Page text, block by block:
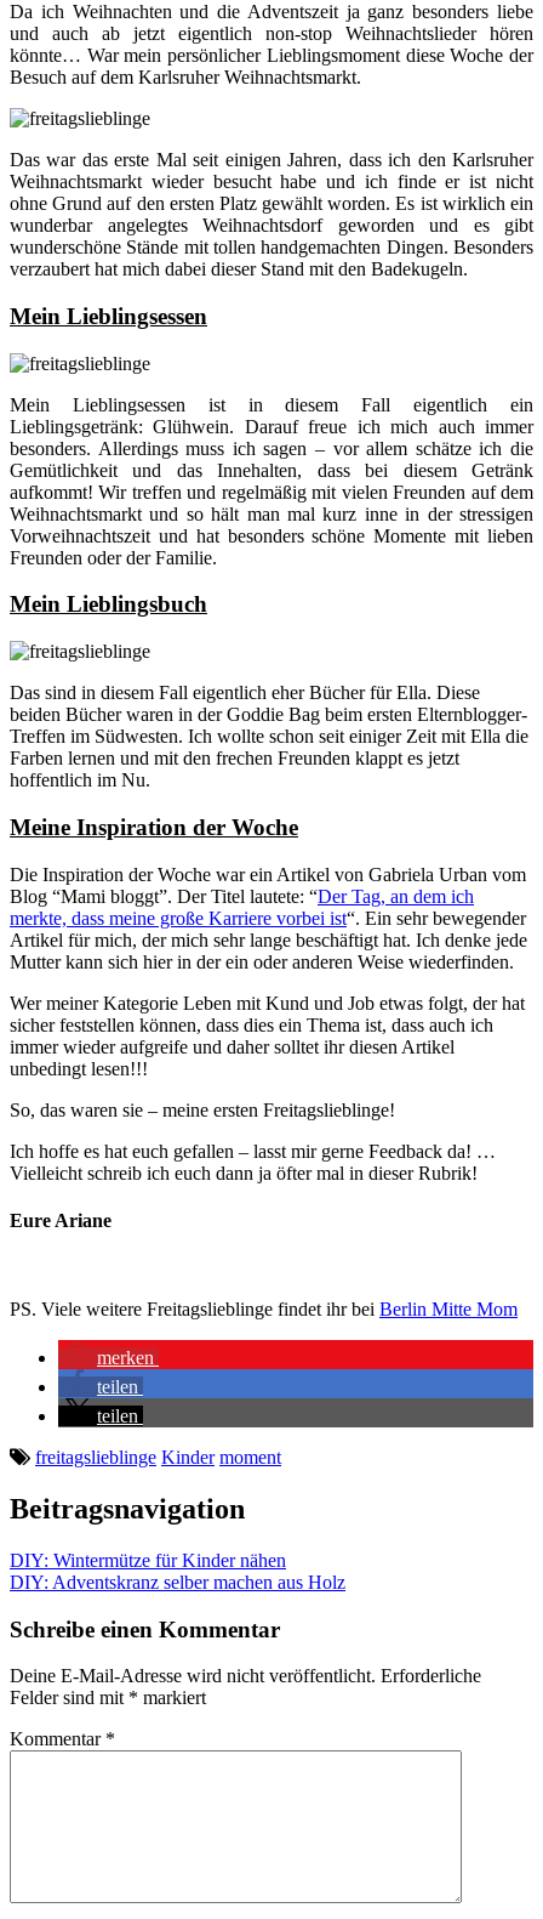
Da ich Weihnachten und die Adventszeit ja ganz besonders liebe
und auch ab jetzt eigentlich non-stop Weihnachtslieder hören
könnte… War mein persönlicher Lieblingsmoment diese Woche der
Besuch auf dem Karlsruher Weihnachtsmarkt.
Das war das erste Mal seit einigen Jahren, dass ich den Karlsruher
Weihnachtsmarkt wieder besucht habe und ich finde er ist nicht
ohne Grund auf den ersten Platz gewählt worden. Es ist wirklich ein
wunderbar angelegtes Weihnachtsdorf geworden und es gibt
wunderschöne Stände mit tollen handgemachten Dingen. Besonders
verzaubert hat mich dabei dieser Stand mit den Badekugeln.
Mein Lieblingsessen
Mein Lieblingsessen ist in diesem Fall eigentlich ein
Lieblingsgetränk: Glühwein. Darauf freue ich mich auch immer
besonders. Allerdings muss ich sagen – vor allem schätze ich die
Gemütlichkeit und das Innehalten, dass bei diesem Getränk
aufkommt! Wir treffen und regelmäßig mit vielen Freunden auf dem
Weihnachtsmarkt und so hält man mal kurz inne in der stressigen
Vorweihnachtszeit und hat besonders schöne Momente mit lieben
Freunden oder der Familie.
Mein Lieblingsbuch
Das sind in diesem Fall eigentlich eher Bücher für Ella. Diese
beiden Bücher waren in der Goddie Bag beim ersten Elternblogger-
Treffen im Südwesten. Ich wollte schon seit einiger Zeit mit Ella die
Farben lernen und mit den frechen Freunden klappt es jetzt
hoffentlich im Nu.
Meine Inspiration der Woche
Die Inspiration der Woche war ein Artikel von Gabriela Urban vom
Blog “Mami bloggt”. Der Titel lautete: “Der Tag, an dem ich
merkte, dass meine große Karriere vorbei ist“. Ein sehr bewegender
Artikel für mich, der mich sehr lange beschäftigt hat. Ich denke jede
Mutter kann sich hier in der ein oder anderen Weise wiederfinden.
Wer meiner Kategorie Leben mit Kund und Job etwas folgt, der hat
sicher feststellen können, dass dies ein Thema ist, dass auch ich
immer wieder aufgreife und daher solltet ihr diesen Artikel
unbedingt lesen!!!
So, das waren sie – meine ersten Freitagslieblinge!
Ich hoffe es hat euch gefallen – lasst mir gerne Feedback da! …
Vielleicht schreib ich euch dann ja öfter mal in dieser Rubrik!
Eure Ariane
PS. Viele weitere Freitagslieblinge findet ihr bei Berlin Mitte Mom
merken
teilen
teilen
freitagslieblinge Kinder moment
Beitragsnavigation
DIY: Wintermütze für Kinder nähen
DIY: Adventskranz selber machen aus Holz
Schreibe einen Kommentar
Deine E-Mail-Adresse wird nicht veröffentlicht. Erforderliche
Felder sind mit * markiert
Kommentar *